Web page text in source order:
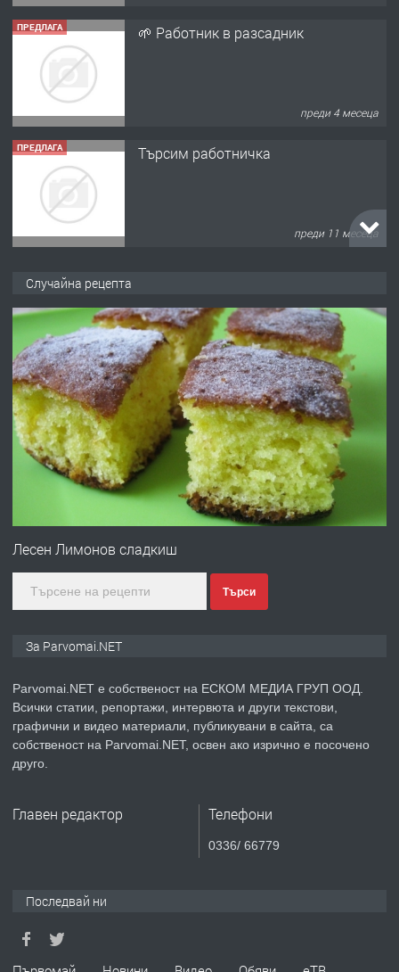
ПРЕДЛАГА 🌱 Работник в разсадник
преди 4 месеца
ПРЕДЛАГА Търсим работничка
преди 11 месеца
преди 1 година
ПРЕДЛАГА Работа за общи работници
преди 1 година
Първи поход "По стъпките на Ангел
преди 1 година
ПРЕДЛАГА Уроци по Математика
Случайна рецепта
Лесен Лимонов сладкиш
Търси
За Parvomai.NET
Parvomai.NET е собственост на ЕСКОМ МЕДИА ГРУП ООД.
Всички статии, репортажи, интервюта и други текстови,
графични и видео материали, публикувани в сайта, са
собственост на Parvomai.NET, освен ако изрично е посочено
друго.
Главен редактор Телефони
0336/ 66779
Последвай ни